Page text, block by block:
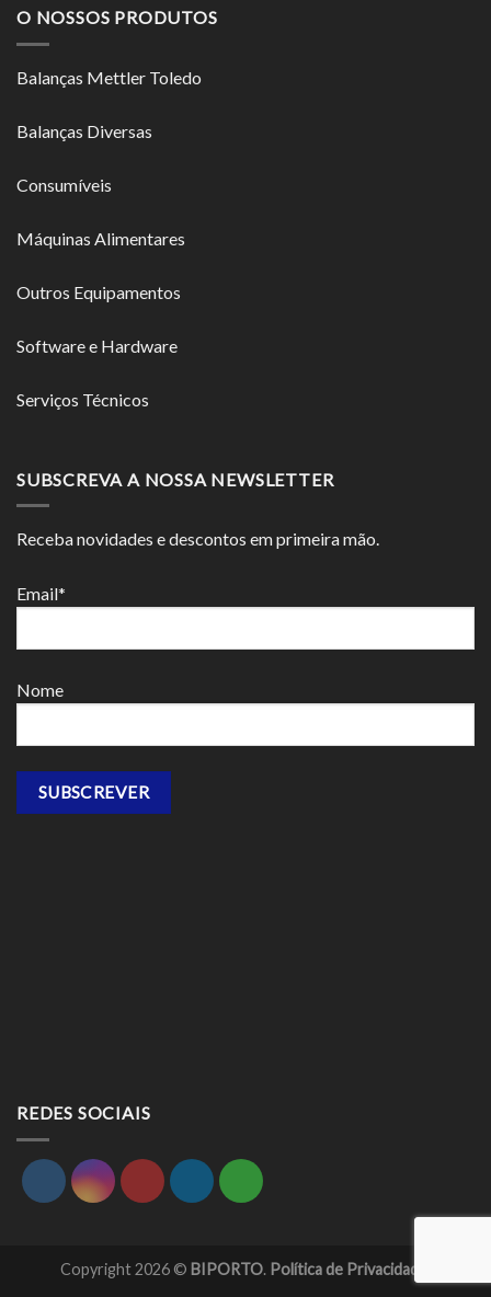
O NOSSOS PRODUTOS
Balanças Mettler Toledo
Balanças Diversas
Consumíveis
Máquinas Alimentares
Outros Equipamentos
Software e Hardware
Serviços Técnicos
SUBSCREVA A NOSSA NEWSLETTER
Receba novidades e descontos em primeira mão.
Email*
Nome
REDES SOCIAIS
Copyright 2026 © BIPORTO. Política de Privacidade.